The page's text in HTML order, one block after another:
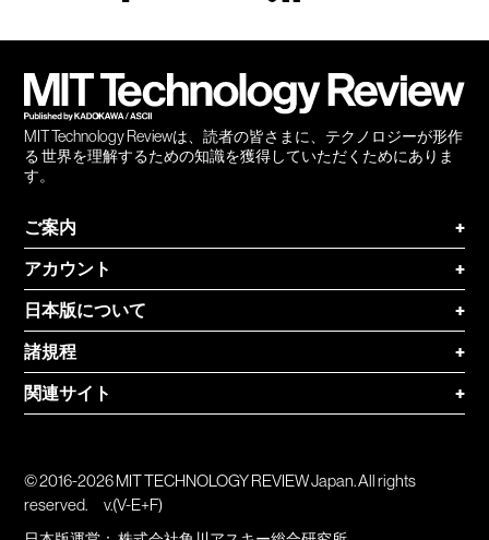
MIT Technology Reviewは、読者の皆さまに、テクノロジーが形作
る 世界を理解するための知識を獲得していただくためにありま
す。
ご案内
+
アカウント
+
日本版について
+
諸規程
+
関連サイト
+
© 2016-2026 MIT TECHNOLOGY REVIEW Japan. All rights
reserved.
v.(V-E+F)